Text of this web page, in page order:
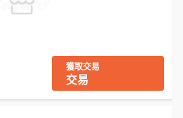
獲取交易
交易